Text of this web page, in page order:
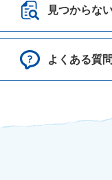
見つからな
よくある質